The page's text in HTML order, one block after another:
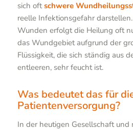
sich oftschwere
reelle Infektionsgefahr
Wunden erfolgt die Heilung oft
das Wundgebiet aufgrund der
Flüssigkeit, die sich ständig aus
entleeren, sehr feucht ist.
Was bedeutet das für
Patientenversorgung?
In der heutigen Gesellschaft und